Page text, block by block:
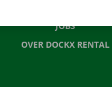
JOBS
OVER DOCKX RENTAL